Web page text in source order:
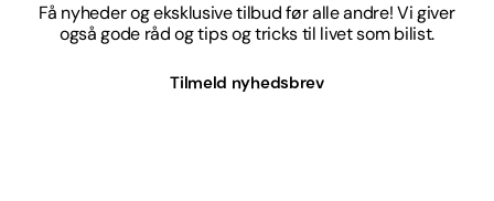
Få nyheder og eksklusive tilbud før alle andre! Vi giver
også gode råd og tips og tricks til livet som bilist.
Tilmeld nyhedsbrev